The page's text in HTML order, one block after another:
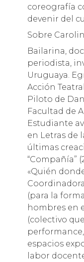
coreografía
devenir del
Sobre
Bailarina,
periodista,
Uruguaya.
Acción
Piloto de
Facultad de
Estudiante
en Letras de
últimas
“Compañía”
«Quién
(para la
hombres en
(colectivo
espacios
labor